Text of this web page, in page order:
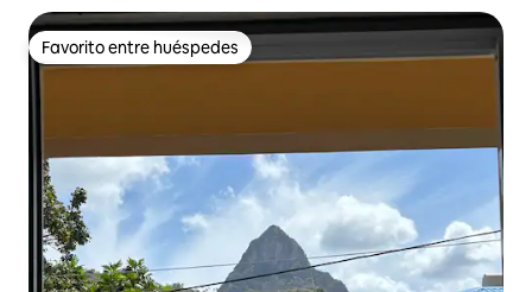
Favorito entre huéspedes
Favorito entre huéspedes